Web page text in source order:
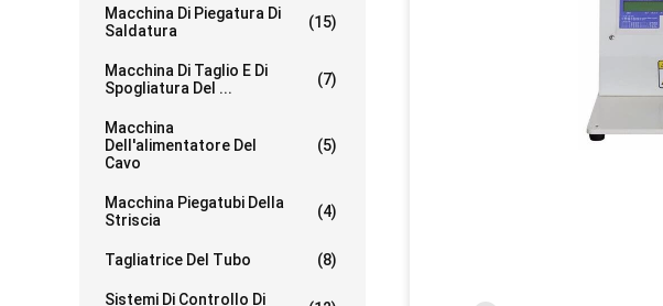
Macchina Di Piegatura Di
Saldatura
(15)
Macchina Di Taglio E Di
Spogliatura Del ...
(7)
Macchina
Dell'alimentatore Del
Cavo
(5)
Macchina Piegatubi Della
Striscia
(4)
Tagliatrice Del Tubo (8)
Sistemi Di Controllo Di